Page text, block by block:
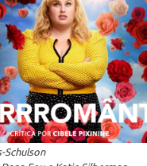
Schulson